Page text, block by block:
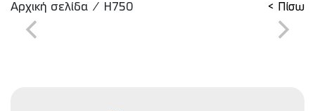
Αρχική σελίδα / H750 < Πίσω